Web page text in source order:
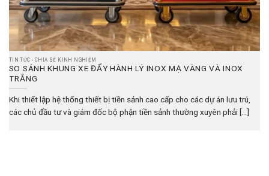
TIN TỨC - CHIA SẺ KINH NGHIỆM
SO SÁNH KHUNG XE ĐẨY HÀNH LÝ INOX MẠ VÀNG VÀ INOX
TRẮNG
Khi thiết lập hệ thống thiết bị tiền sảnh cao cấp cho các dự án lưu trú,
các chủ đầu tư và giám đốc bộ phận tiền sảnh thường xuyên phải [...]